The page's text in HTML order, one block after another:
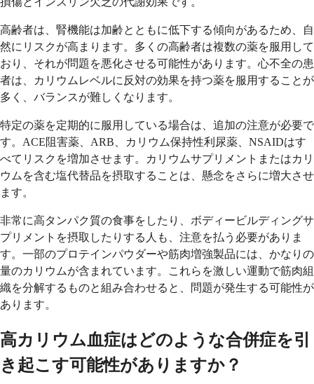
高齢者は、腎機能は加齢とともに低下する傾向があるため、自
然にリスクが高まります。多くの高齢者は複数の薬を服用して
おり、それが問題を悪化させる可能性があります。心不全の患
者は、カリウムレベルに反対の効果を持つ薬を服用することが
多く、バランスが難しくなります。
特定の薬を定期的に服用している場合は、追加の注意が必要で
す。ACE阻害薬、ARB、カリウム保持性利尿薬、NSAIDはす
べてリスクを増加させます。カリウムサプリメントまたはカリ
ウムを含む塩代替品を摂取することは、懸念をさらに増大させ
ます。
非常に高タンパク質の食事をしたり、ボディービルディングサ
プリメントを摂取したりする人も、注意を払う必要がありま
す。一部のプロテインパウダーや筋肉増強製品には、かなりの
量のカリウムが含まれています。これらを激しい運動で筋肉組
織を分解するものと組み合わせると、問題が発生する可能性が
あります。
高カリウム血症はどのような合併症を引
き起こす可能性がありますか？